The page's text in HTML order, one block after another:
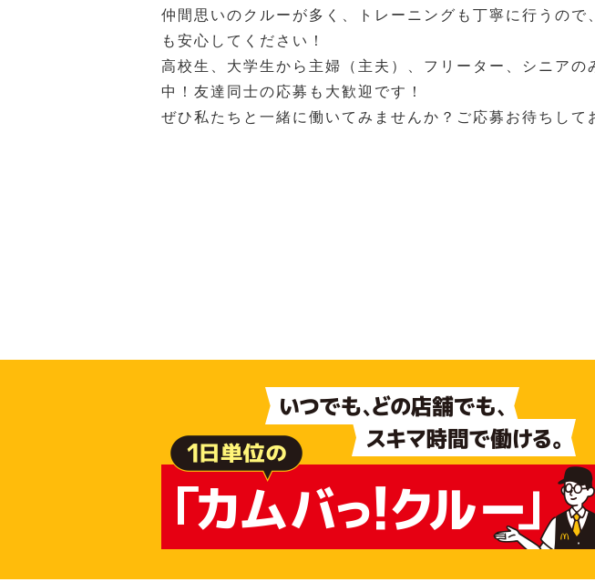
仲間思いのクルーが多く、トレーニングも丁寧に行うので
も安心してください！
高校生、大学生から主婦（主夫）、フリーター、シニアの
中！友達同士の応募も大歓迎です！
ぜひ私たちと一緒に働いてみませんか？ご応募お待ちして